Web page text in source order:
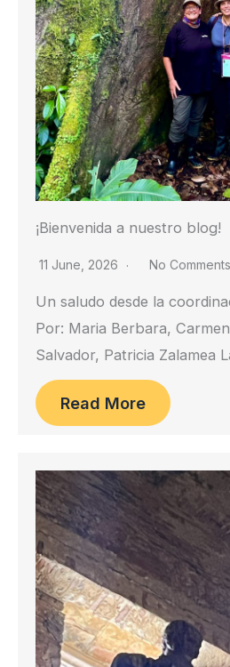
¡Bienvenida a nuestro blog!
11 June, 2026 No Comments
Un saludo desde la
Por: Maria Berbara,
Salvador, Patricia Zalamea
Read More